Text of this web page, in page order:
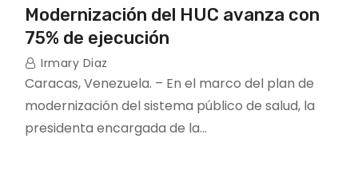
Modernización del HUC avanza con
75% de ejecución
Irmary Diaz
Caracas, Venezuela. – En el marco del plan de
modernización del sistema público de salud, la
presidenta encargada de la…